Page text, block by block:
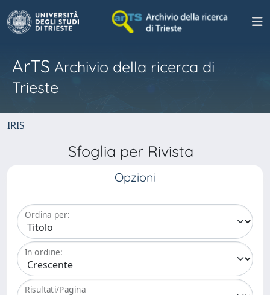
ArTS Archivio della ricerca di
Trieste
IRIS
Sfoglia per Rivista
Opzioni
Ordina per:
In ordine:
Risultati/Pagina